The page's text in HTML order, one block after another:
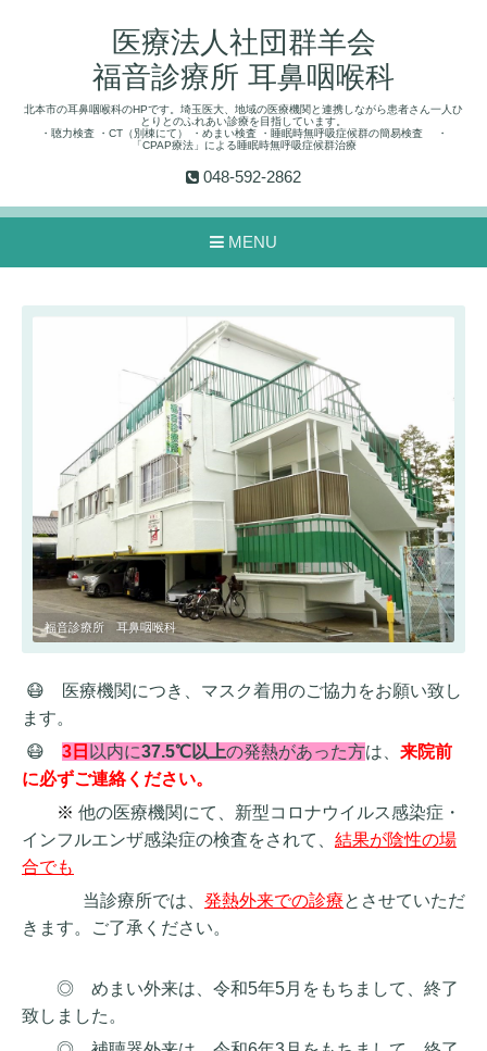
医療法人社団群羊会
福音診療所 耳鼻咽喉科
北本市の耳鼻咽喉科のHPです。埼玉医大、地域の医療機関と連携しながら患者さん一人ひ
とりとのふれあい診療を目指しています。
・聴力検査 ・CT（別棟にて） ・めまい検査 ・睡眠時無呼吸症候群の簡易検査 ・
「CPAP療法」による睡眠時無呼吸症候群治療
048-592-2862
MENU
福音診療所 耳鼻咽喉科
😷 医療機関につき、マスク着用のご協力をお願い致し
ます。
😷
3日 以内に37.5℃以上の発熱があった方は、 来院前
に必ずご連絡ください。
※ 他の医療機関にて、新型コロナウイルス感染症・
インフルエンザ感染症の検査をされて、 結果が陰性の場
合でも
当診療所では、 発熱外来での診療とさせていただ
きます。ご了承ください。
◎ めまい外来は、令和5年5月をもちまして、終了
致しました。